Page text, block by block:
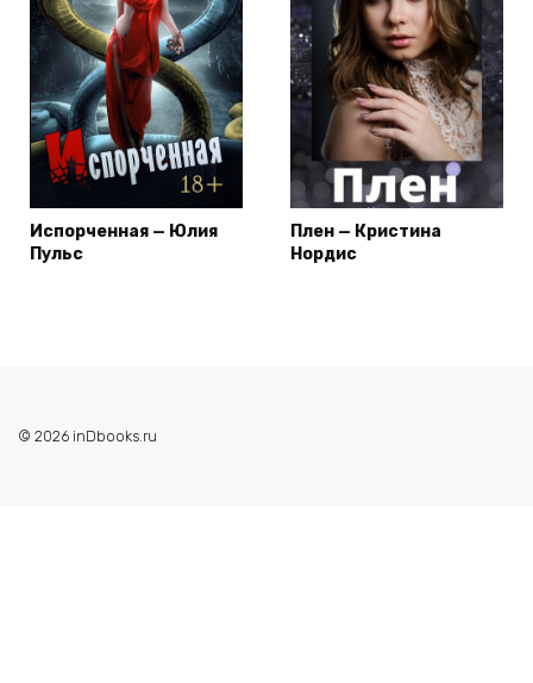
Испорченная — Юлия
Пульс
Плен — Кристина
Нордис
© 2026 inDbooks.ru